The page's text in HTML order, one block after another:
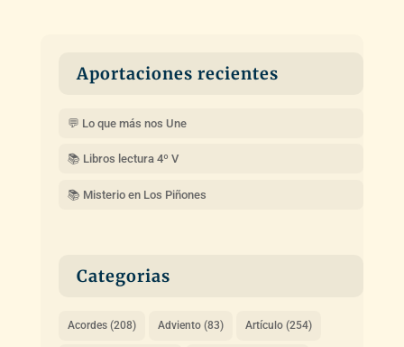
Aportaciones recientes
💬 Lo que más nos Une
📚 Libros lectura 4º V
📚 Misterio en Los Piñones
Categorias
Acordes(208) Adviento(83) Artículo(254)